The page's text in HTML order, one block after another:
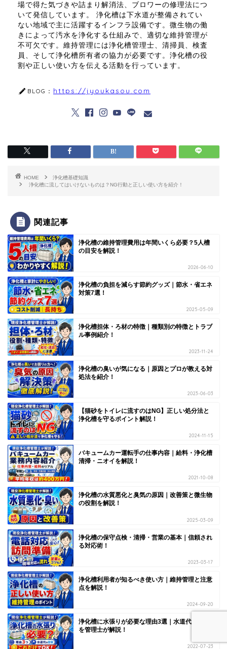
場で得た気づきや詰まり解消法、ブロワーの修理法につ
いて発信しています。 浄化槽は下水道が整備されてい
ない地域で主に活躍するインフラ設備です。微生物の働
きによって汚水を浄化する仕組みで、適切な維持管理が
不可欠です。維持管理には浄化槽管理士、清掃員、検査
員、そして浄化槽所有者の協力が必要です。浄化槽の役
割や正しい使い方を伝える活動を行っています。
BLOG： https://jyoukasou.com
HOME
浄化槽基礎知識
浄化槽に流してはいけないものは？NG行動と正しい使い方を紹介！
関連記事
浄化槽の維持管理費用は年間いくら必要？5人槽
の目安を解説！
2026-06-10
浄化槽の負担を減らす節約グッズ｜節水・省エネ
対策7選！
2025-05-09
浄化槽担体・ろ材の特徴｜種類別の特徴とトラブ
ル事例紹介！
2023-11-24
浄化槽の臭いが気になる｜原因とプロが教える対
処法を紹介！
2023-06-03
【猫砂をトイレに流すのはNG】正しい処分法と
浄化槽を守るポイント解説！
2024-11-15
バキュームカー運転手の仕事内容｜給料・浄化槽
清掃・ニオイを解説！
2021-10-08
浄化槽の水質悪化と臭気の原因｜改善策と微生物
の役割を解説！
2025-03-09
浄化槽の保守点検・清掃・営業の基本｜信頼され
る対応術！
2023-03-17
浄化槽利用者が知るべき使い方｜維持管理と注意
点を解説！
2024-09-20
浄化槽に水張りが必要な理由3選｜水道代の目安
を管理士が解説！
2022-07-23